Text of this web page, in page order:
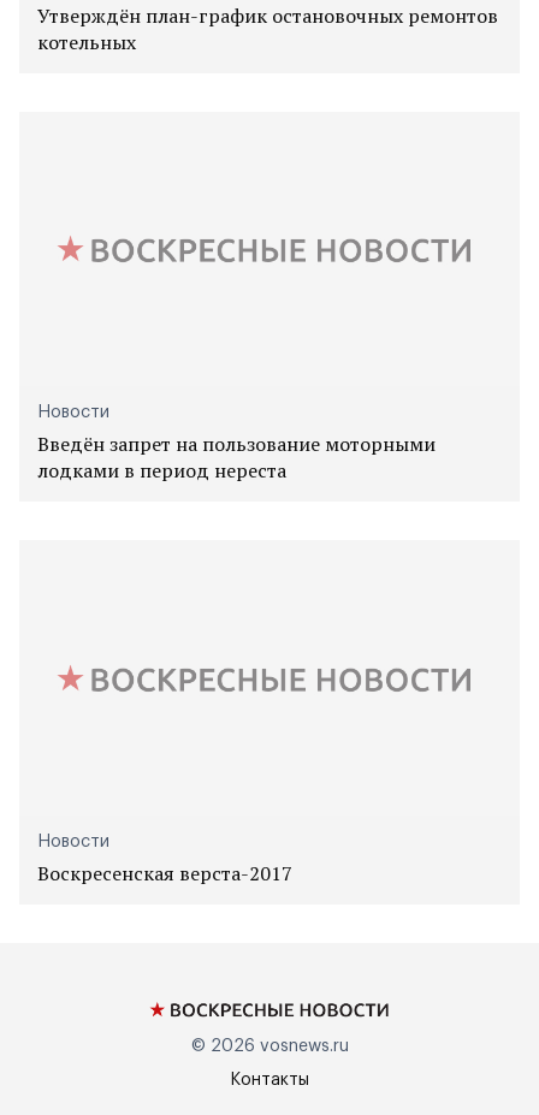
Утверждён план-график остановочных ремонтов
котельных
Новости
Введён запрет на пользование моторными
лодками в период нереста
Новости
Воскресенская верста-2017
© 2026 vosnews.ru
Контакты